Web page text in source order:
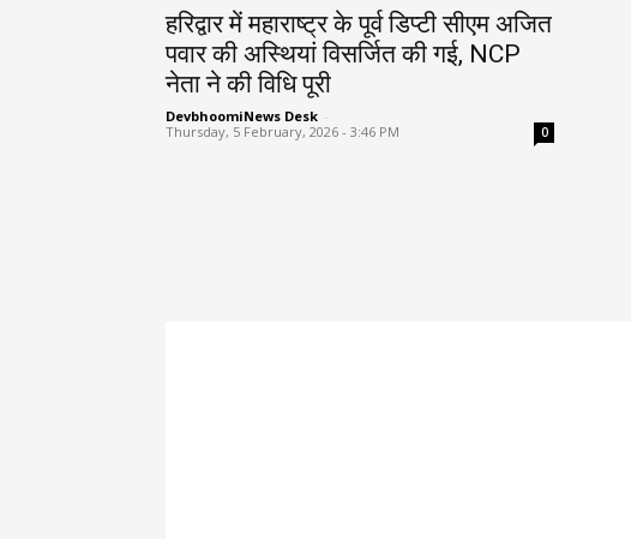
हरिद्वार में महाराष्ट्र के पूर्व डिप्टी सीएम अजित
पवार की अस्थियां विसर्जित की गई, NCP
नेता ने की विधि पूरी
DevbhoomiNews Desk -
Thursday, 5 February, 2026 - 3:46 PM
0